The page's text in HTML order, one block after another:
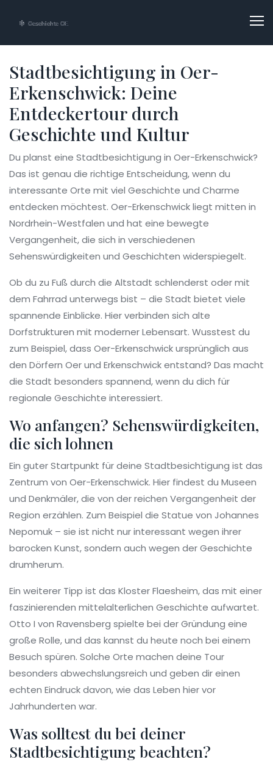
Stadtbesichtigung in Oer-
Erkenschwick: Deine
Entdeckertour durch
Geschichte und Kultur
Du planst eine Stadtbesichtigung in Oer-Erkenschwick?
Das ist genau die richtige Entscheidung, wenn du
interessante Orte mit viel Geschichte und Charme
entdecken möchtest. Oer-Erkenschwick liegt mitten in
Nordrhein-Westfalen und hat eine bewegte
Vergangenheit, die sich in verschiedenen
Sehenswürdigkeiten und Geschichten widerspiegelt.
Ob du zu Fuß durch die Altstadt schlenderst oder mit
dem Fahrrad unterwegs bist – die Stadt bietet viele
spannende Einblicke. Hier verbinden sich alte
Dorfstrukturen mit moderner Lebensart. Wusstest du
zum Beispiel, dass Oer-Erkenschwick ursprünglich aus
den Dörfern Oer und Erkenschwick entstand? Das macht
die Stadt besonders spannend, wenn du dich für
regionale Geschichte interessiert.
Wo anfangen? Sehenswürdigkeiten,
die sich lohnen
Ein guter Startpunkt für deine Stadtbesichtigung ist das
Zentrum von Oer-Erkenschwick. Hier findest du Museen
und Denkmäler, die von der reichen Vergangenheit der
Region erzählen. Zum Beispiel die Statue von Johannes
Nepomuk – sie ist nicht nur interessant wegen ihrer
barocken Kunst, sondern auch wegen der Geschichte
drumherum.
Ein weiterer Tipp ist das Kloster Flaesheim, das mit einer
faszinierenden mittelalterlichen Geschichte aufwartet.
Otto I von Ravensberg spielte bei der Gründung eine
große Rolle, und das kannst du heute noch bei einem
Besuch spüren. Solche Orte machen deine Tour
besonders abwechslungsreich und geben dir einen
echten Eindruck davon, wie das Leben hier vor
Jahrhunderten war.
Was solltest du bei deiner
Stadtbesichtigung beachten?